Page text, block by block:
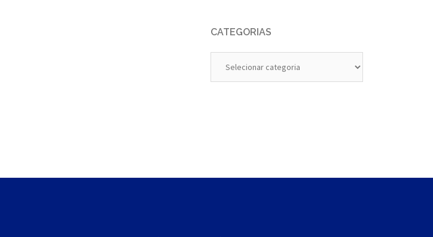
CATEGORIAS